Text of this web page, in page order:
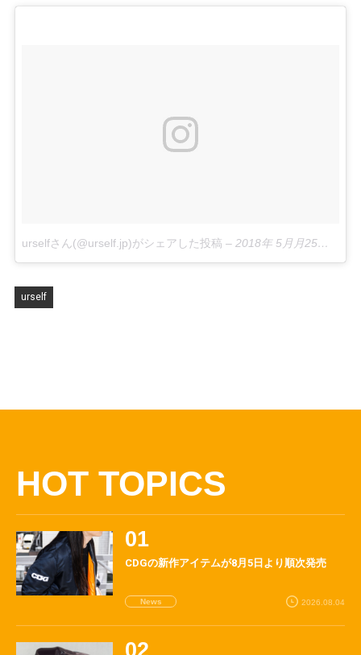
urselfさん(@urself.jp)がシェアした投稿 – 2018年 5月月25日午前1時26分PDT
urself
HOT TOPICS
CDGの新作アイテムが8月5日より順次発売
News 2026.08.04